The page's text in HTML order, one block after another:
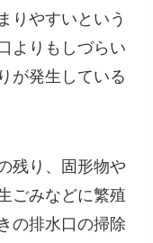
りやすいという
よりもしづらい
が発生している
残り、固形物や
ごみなどに繁殖
の排水口の掃除